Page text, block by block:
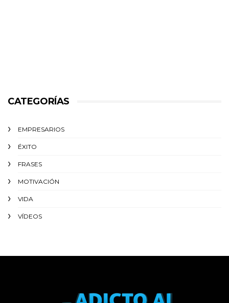
CATEGORÍAS
EMPRESARIOS
ÉXITO‬
FRASES
MOTIVACIÓN
VIDA
VÍDEOS